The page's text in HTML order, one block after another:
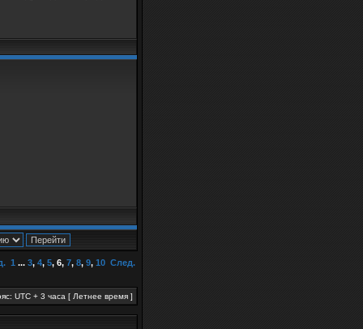
1 ... 3, 4, 5, 6, 7, 8, 9, 10 След.
UTC + 3 часа [ Летнее время ]